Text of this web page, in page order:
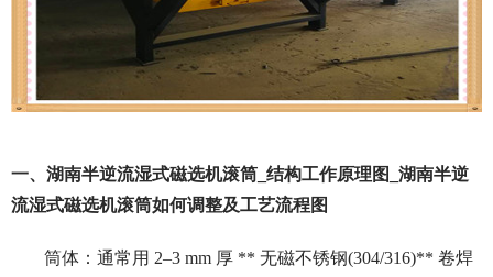
一、湖南半逆流湿式磁选机滚筒_结构工作原理图_湖南半逆
流湿式磁选机滚筒如何调整及工艺流程图
筒体：通常用 2–3 mm 厚 ** 无磁不锈钢(304/316)** 卷焊